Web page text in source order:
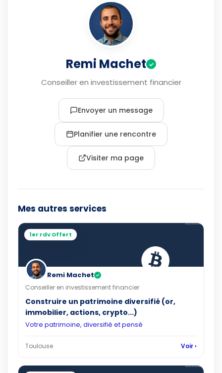
Remi Machet ✓
Conseiller en investissement financier
Envoyer un message
Planifier une rencontre
Visiter ma page
Mes autres services
1er rdv Offert
Remi Machet ✓
Conseiller en investissement financier
Construire un patrimoine diversifié (or,
immobilier, actions, crypto...)
Votre patrimoine, diversifié et pensé
Toulouse Voir ›